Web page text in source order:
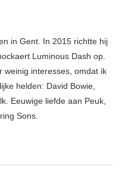
in Gent. In 2015 richtte hij
Luminous Dash op.
weinig interesses, omdat ik
helden: David Bowie,
Eeuwige liefde aan Peuk,
Sons.